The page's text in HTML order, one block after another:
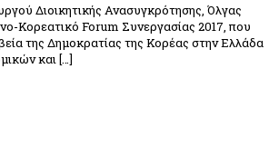
Διοικητικής Ανασυγκρότησης, Όλγας
Κορεατικό Forum Συνεργασίας 2017, που
της Δημοκρατίας της Κορέας στην Ελλάδα
και […]